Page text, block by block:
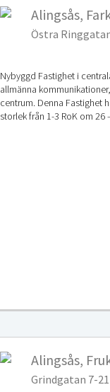
Alingsås,
Östra
Nybyggd Fastighet i
allmänna
centrum. Denna Fastighet
storlek från 1-3 RoK om 26
Alingsås,
Grindgatan 7-21